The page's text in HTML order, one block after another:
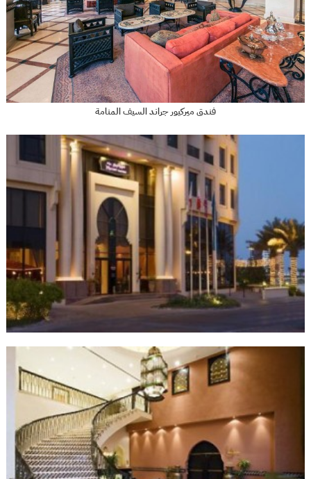
فندق ميركيور جراند السيف المنامة